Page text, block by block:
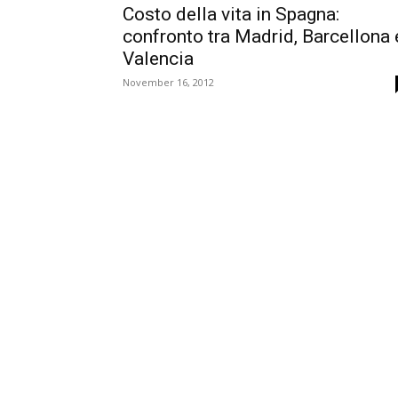
Costo della vita in Spagna:
confronto tra Madrid, Barcellona
Valencia
November 16, 2012